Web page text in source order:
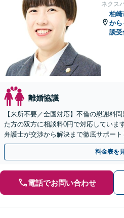
ネクス
柏崎
から
談受
離婚協議
【来所不要／全国対応】不倫の慰謝料
た方の双方に相談料0円で対応していま
弁護士が交渉から解決まで徹底サポー
手金の返還保証もありますので安心し
料金表を
電話でお問い合わせ